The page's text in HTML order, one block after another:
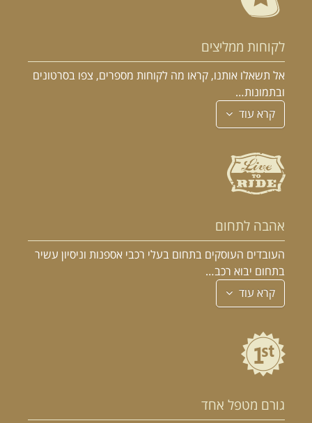
לקוחות ממליצים
אל תשאלו אותנו, קראו מה לקוחות מספרים, צפו בסרטונים
ובתמונות…
קרא עוד
אהבה לתחום
העובדים העוסקים בתחום בעלי רכבי אספנות וניסיון עשיר
בתחום יבוא רכב…
קרא עוד
גורם מטפל אחד